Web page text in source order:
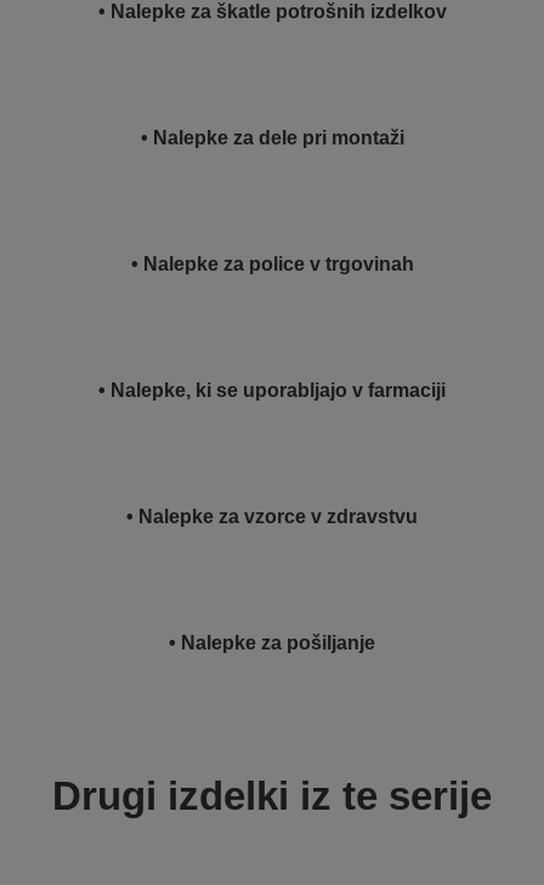
• Nalepke za škatle potrošnih izdelkov
• Nalepke za dele pri montaži
• Nalepke za police v trgovinah
• Nalepke, ki se uporabljajo v farmaciji
• Nalepke za vzorce v zdravstvu
• Nalepke za pošiljanje
Drugi izdelki iz te serije